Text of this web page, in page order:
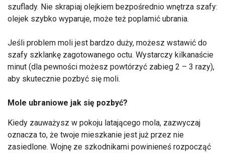
szuflady. Nie skrapiaj olejkiem bezpośrednio wnętrza szafy:
olejek szybko wyparuje, może też poplamić ubrania.
Jeśli problem moli jest bardzo duży, możesz wstawić do
szafy szklankę zagotowanego octu. Wystarczy kilkanaście
minut (dla pewności możesz powtórzyć zabieg 2 – 3 razy),
aby skutecznie pozbyć się moli.
Mole ubraniowe jak się pozbyć?
Kiedy zauważysz w pokoju latającego mola, zazwyczaj
oznacza to, że twoje mieszkanie jest już przez nie
zasiedlone. Wojnę ze szkodnikami powinieneś rozpocząć